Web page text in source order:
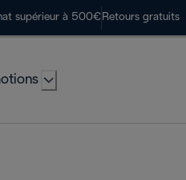
supérieur à 500€ Retours gratuits